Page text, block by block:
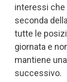
interessi che
seconda
tutte le
giornata e
mantiene
successivo.